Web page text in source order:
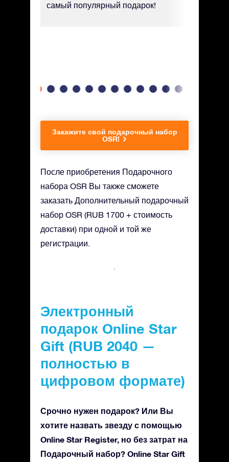
самый популярный подарок!
Закажите свой подарочный набор
OSR!
После приобретения Подарочного
набора OSR Вы также сможете
заказать Дополнительный подарочный
набор OSR (RUB 1700 + стоимость
доставки) при одной и той же
регистрации.
Электронный
подарок Online Star
Gift (RUB 2040 —
полностью в
цифровом формате)
Срочно нужен подарок? Или Вы
хотите назвать звезду с помощью
Online Star Register, но без затрат на
Подарочный набор? Online Star Gift